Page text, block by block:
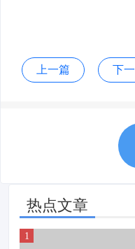
上一篇 下
热点文章